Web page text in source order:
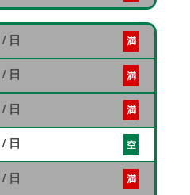
/ 日 満
/ 日 満
/ 日 満
/ 日 空
/ 日 満